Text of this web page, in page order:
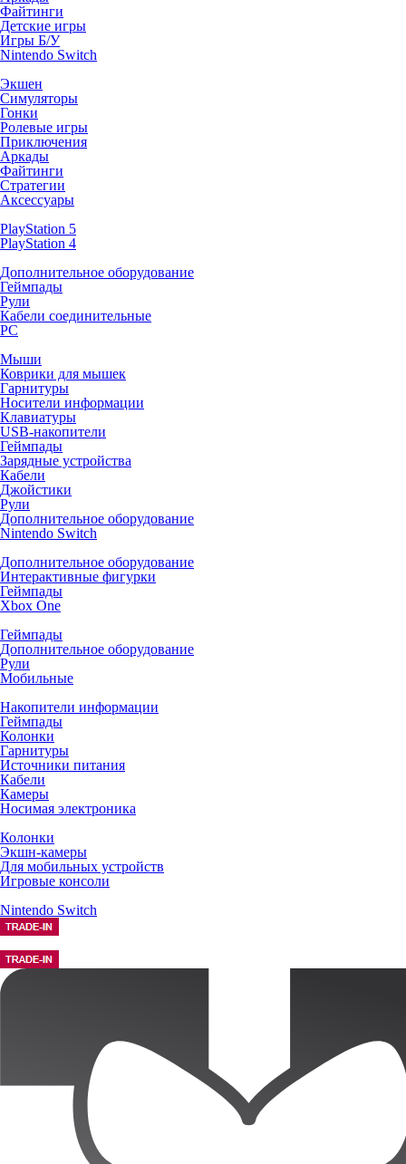
Файтинги
Детские игры
Игры Б/У
Nintendo Switch
Экшен
Симуляторы
Гонки
Ролевые игры
Приключения
Аркады
Файтинги
Стратегии
Аксессуары
PlayStation 5
PlayStation 4
Дополнительное оборудование
Геймпады
Рули
Кабели соединительные
PC
Мыши
Коврики для мышек
Гарнитуры
Носители информации
Клавиатуры
USB-накопители
Геймпады
Зарядные устройства
Кабели
Джойстики
Рули
Дополнительное оборудование
Nintendo Switch
Дополнительное оборудование
Интерактивные фигурки
Геймпады
Xbox One
Геймпады
Дополнительное оборудование
Рули
Мобильные
Накопители информации
Геймпады
Колонки
Гарнитуры
Источники питания
Кабели
Камеры
Носимая электроника
Колонки
Экшн-камеры
Для мобильных устройств
Игровые консоли
Nintendo Switch